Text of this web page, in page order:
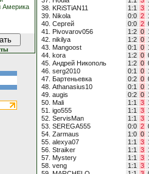
Америка
38. KRiSTiAN11
1:1 3
39. Nikola
0:0 2
40. Сергей
0:0 2
41. Pivovarov056
1:2 0
42. nikilya
1:2 0
43. Mangoost
0:1 0
44. kora
1:2 0
45. Андрей Никополь
1:2 0
46. serg2010
0:1 0
47. Бартеньевка
0:2 0
48. Athanasius10
0:1 0
49. augis
0:2 0
50. Mali
1:1 3
51. igo555
1:1 3
52. ServisMan
1:1 3
53. SEREGA555
0:0 2
54. Zarmaus
1:0 0
55. alexya07
1:1 3
56. Straiker
1:1 3
57. Mystery
1:1 3
58. veng
1:1 3